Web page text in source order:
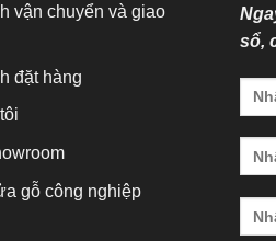
vận chuyển và giao
đặt hàng
gỗ công nghiệp
sổ,